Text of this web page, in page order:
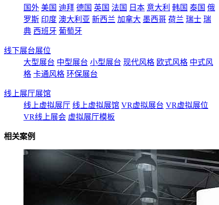
国外 美国 迪拜 德国 英国 法国 日本 意大利 韩国 泰国 俄
罗斯 印度 澳大利亚 新西兰 加拿大 墨西哥 荷兰 瑞士 瑞
典 西班牙 葡萄牙
线下展台展位
大型展台 中型展台 小型展台 现代风格 欧式风格 中式风
格 卡通风格 环保展台
线上展厅展馆
线上虚拟展厅 线上虚拟展馆 VR虚拟展台 VR虚拟展位
VR线上展会 虚拟展厅模板
相关案例